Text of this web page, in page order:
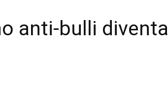
anti-bulli diventa